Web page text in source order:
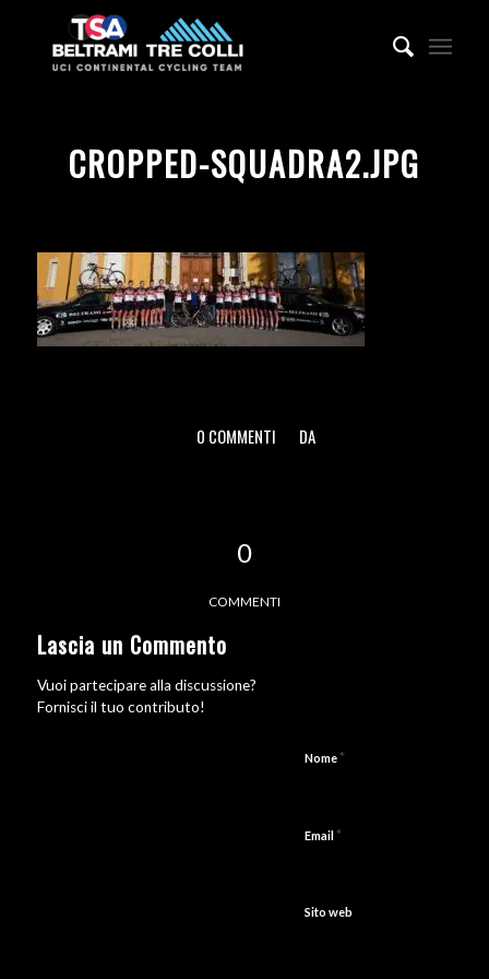
CROPPED-SQUADRA2.JPG
0 COMMENTI
/ DA
0
COMMENTI
Lascia un Commento
Vuoi partecipare alla discussione?
Fornisci il tuo contributo!
Nome*
Email *
Sito web